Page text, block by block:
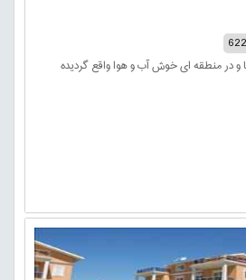
و در منطقه ای خوش آب و هوا واقع گردیده